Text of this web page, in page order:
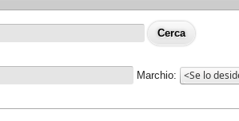
Marchio: